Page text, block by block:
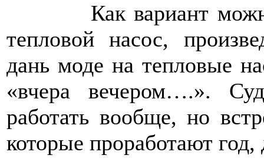
Как вариант можно
тепловой насос,
дань моде на тепловые
«вчера вечером….».
работать вообще, но
которые проработают